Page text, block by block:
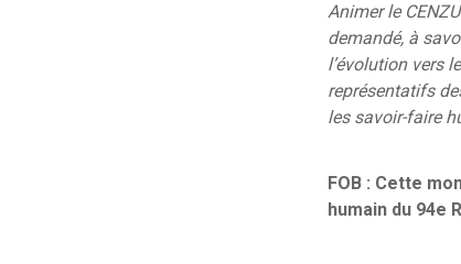
Animer le
demandé, à
l’évolution vers
représentatifs
les savoir-faire
FOB : Cette
humain du 94e